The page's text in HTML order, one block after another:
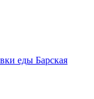
еды Барская